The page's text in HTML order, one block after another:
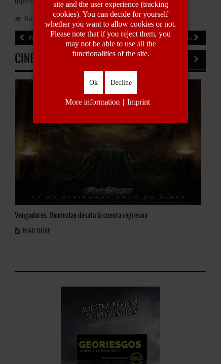
Hits: 260
Prev Next
CINE & STREAMING
Vengadores: Doomsday desata la cuenta regresiva
READ MORE
site and the user experience (tracking
cookies). You can decide for yourself
whether you want to allow cookies or not.
Please note that if you reject them, you
may not be able to use all the
functionalities of the site.
Ok Decline
More information | Imprint